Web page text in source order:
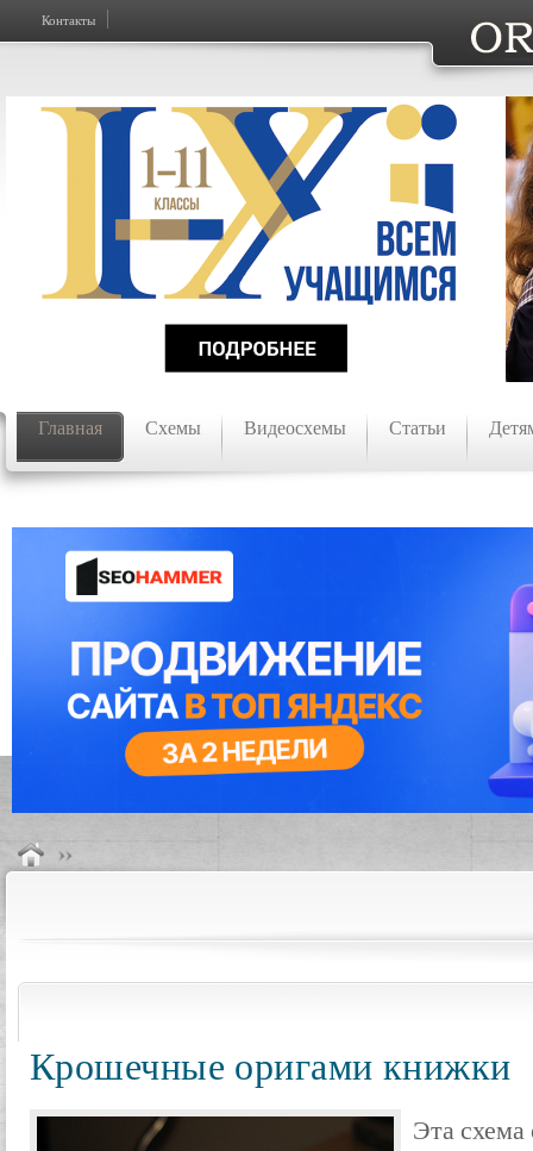
Контакты
Главная Схемы Видеосхемы Статьи
Крошечные оригами книжки
Эта схема